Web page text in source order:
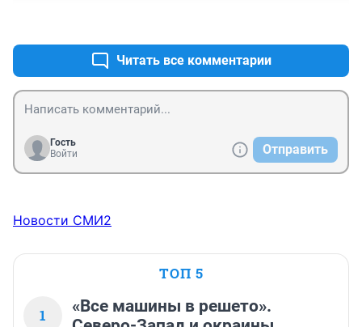
Читать все комментарии
Гость
Войти
Отправить
Новости СМИ2
ТОП 5
1
«Все машины в решето».